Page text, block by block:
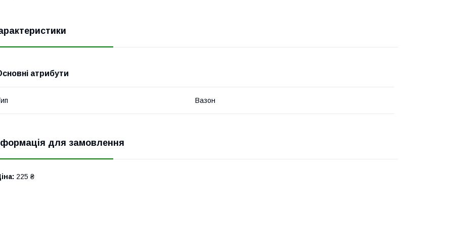
атрибути
Вазон
для замовлення
225 ₴